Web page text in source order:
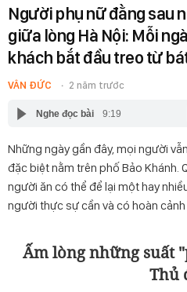
Người phụ nữ đằng sau
giữa lòng Hà Nội: Mỗi
khách bắt đầu treo từ
VÂN ĐỨC 2 năm trước
Nghe đọc bài 9:19
Những ngày gần đây, mọi người
đặc biệt nằm trên phố Bảo Khánh.
người ăn có thể để lại một hay
người thực sự cần và có hoàn cảnh
Ấm lòng những suất
Thủ